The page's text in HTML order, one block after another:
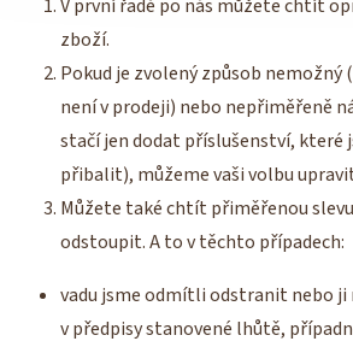
V první řadě po nás můžete chtít
zboží.
Pokud je zvolený způsob nemožný
není v prodeji) nebo nepřiměřeně
stačí jen dodat příslušenství, které
přibalit), můžeme vaši volbu
Můžete také chtít přiměřenou
odstoupit. A to v těchto případech:
vadu jsme odmítli odstranit nebo
v předpisy stanovené lhůtě,